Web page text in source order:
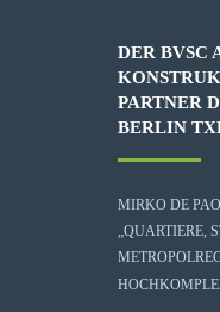
DER BVSC
PARTNER
BERLIN
MIRKO DE
„QUARTIERE,